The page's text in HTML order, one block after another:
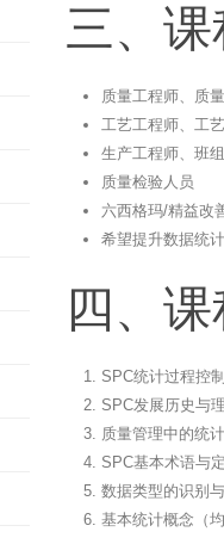
三、
质量工程师、质
工艺工程师、工
生产工程师、班
质量检验人员
六西格玛/精益改
希望提升数据统
四、
SPC统计过程控
SPC发展历史与
质量管理中的统
SPC基本术语与
数据类型的识别
基本统计概念（